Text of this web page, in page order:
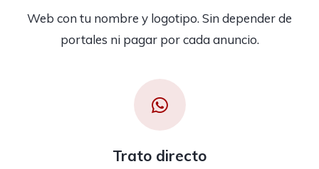
Web con tu nombre y logotipo. Sin depender de
portales ni pagar por cada anuncio.
Trato directo